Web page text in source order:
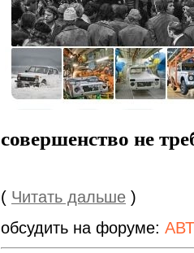
совершенство не
( Читать дальше )
обсудить на форуме: